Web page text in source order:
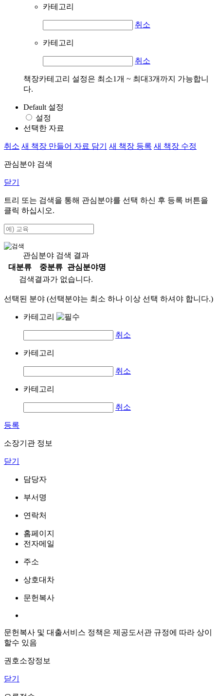
카테고리
취소
카테고리
취소
책장카테고리 설정은 최소1개 ~ 최대3개까지 가능합니
다.
Default 설정
설정
선택한 자료
취소 새 책장 만들어 자료 담기 새 책장 등록 새 책장 수정
관심분야 검색
닫기
트리 또는 검색을 통해 관심분야를 선택 하신 후 등록 버튼을
클릭 하십시오.
관심분야 검색 결과
대분류
중분류
관심분야명
검색결과가 없습니다.
선택된 분야 (선택분야는 최소 하나 이상 선택 하셔야 합니다.)
카테고리
취소
카테고리
취소
카테고리
취소
등록
소장기관 정보
닫기
담당자
부서명
연락처
홈페이지
전자메일
주소
상호대차
문헌복사
문헌복사 및 대출서비스 정책은 제공도서관 규정에 따라 상이
할수 있음
권호소장정보
닫기